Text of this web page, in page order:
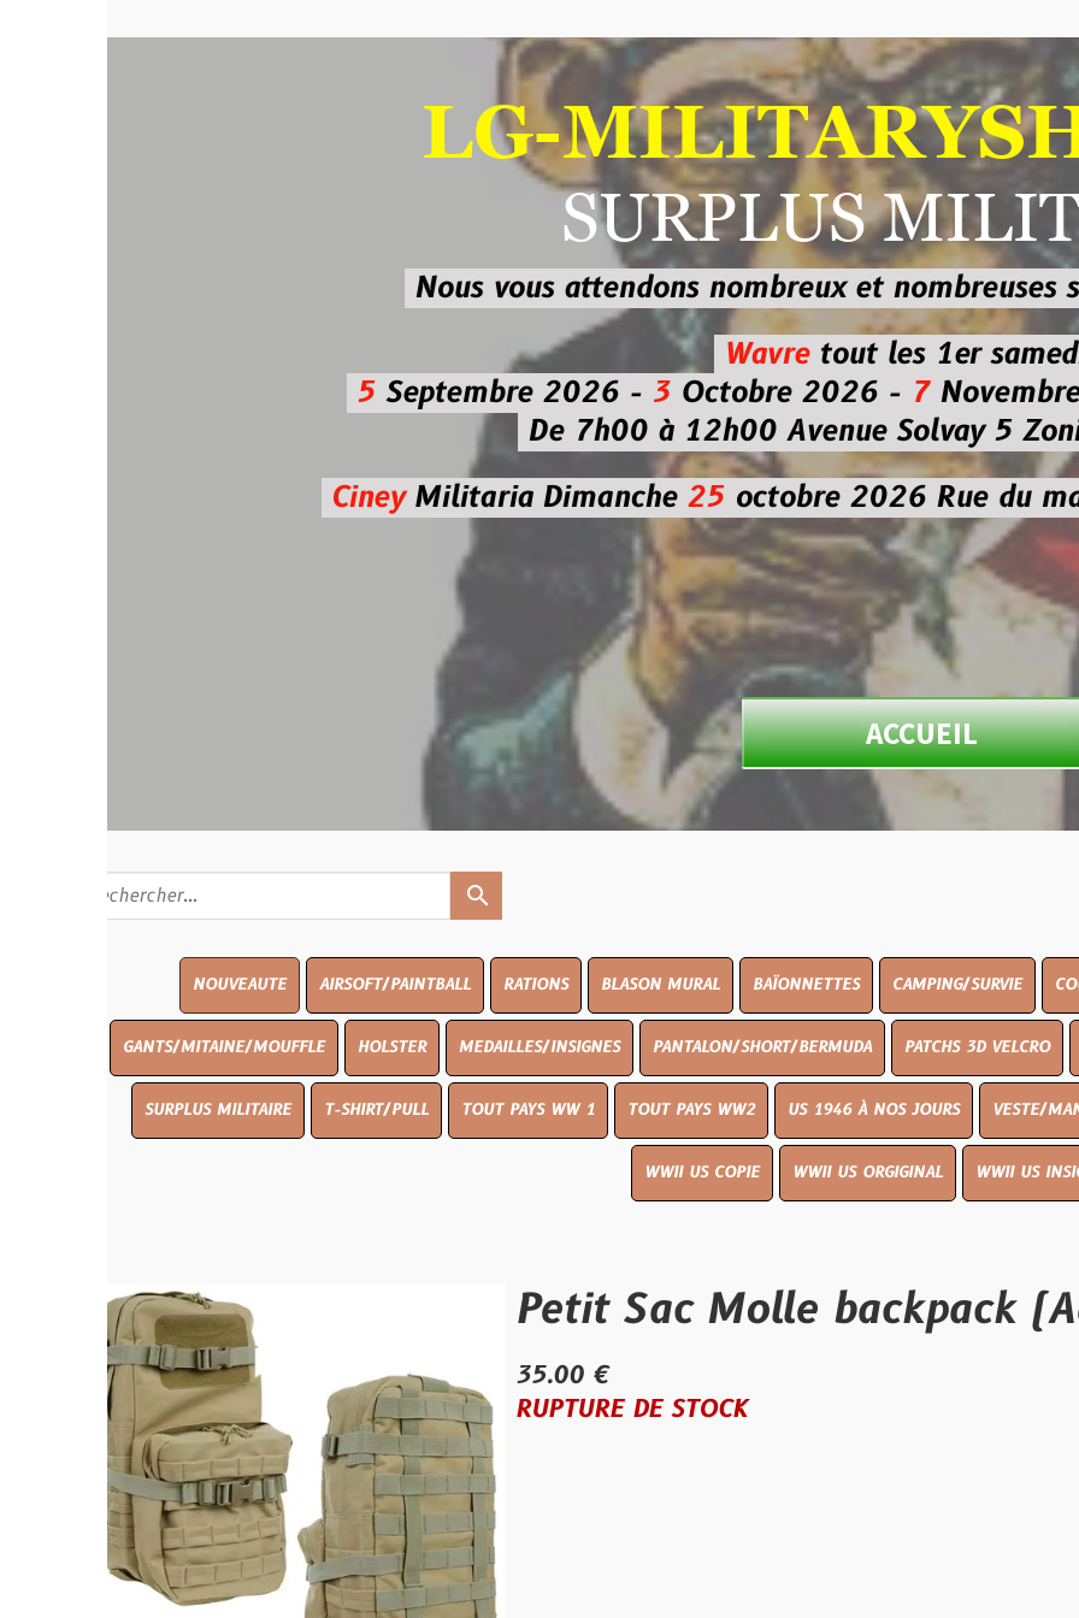
LG-
SURPLUS
Nous vous attendons nombreux et nombreusessur les
Wavre
tout les 1er samedi
Septembre 2026 -3Octobre 2026 - 7Novembre 2026
De 7h00 à 12h00 Avenue Solvay 5 Zoning
MilitariaDimanche25octobre 2026Rue du marché
ACCUEIL
AIRSOFT/PAINTBALL RATIONS BLASON MURAL BAÏONNETTES CAMPING/SURVIE COUTELLERIE
GANTS/MITAINE/MOUFFLE HOLSTER MEDAILLES/INSIGNES PANTALON/SHORT/BERMUDA PATCHS 3D VELCRO PEINTURE
SURPLUS MILITAIRE T-SHIRT/PULL TOUT PAYS WW 1 TOUT PAYS WW2 US 1946 À NOS JOURS VESTE/MANTEAU
WWII US COPIE WWII US ORGIGINAL WWII US INSIGNES
Petit Sac Molle backpack (Add
35.00 €
RUPTURE DE STOCK